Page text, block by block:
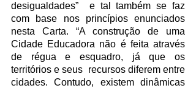
desigualdades”  e tal também se faz
com base nos princípios enunciados
nesta Carta. “A construção de uma
Cidade Educadora não é feita através
de régua e esquadro, já que os
territórios e seus  recursos diferem entre
cidades. Contudo, existem dinâmicas